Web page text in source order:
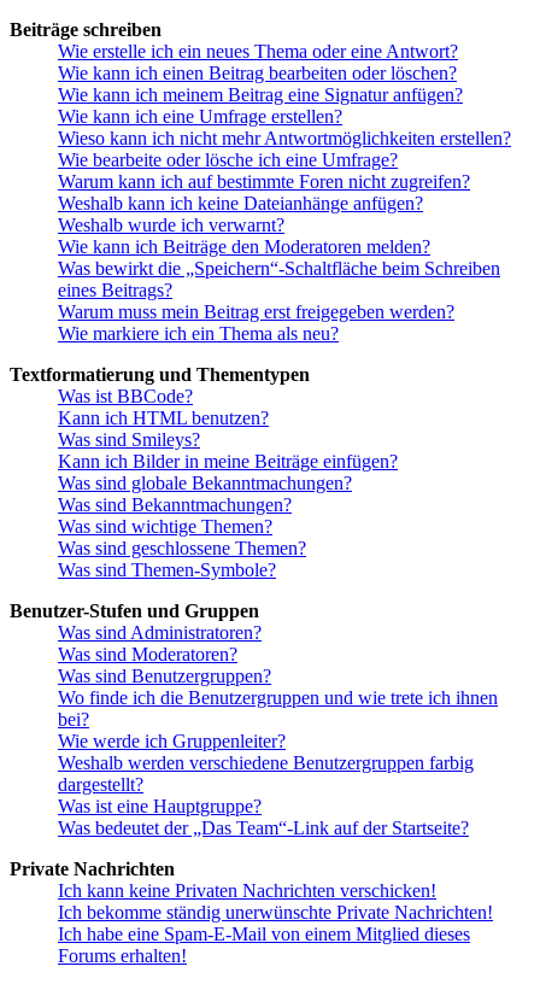
Beiträge schreiben
Wie erstelle ich ein neues Thema oder eine Antwort?
Wie kann ich einen Beitrag bearbeiten oder löschen?
Wie kann ich meinem Beitrag eine Signatur anfügen?
Wie kann ich eine Umfrage erstellen?
Wieso kann ich nicht mehr Antwortmöglichkeiten erstellen?
Wie bearbeite oder lösche ich eine Umfrage?
Warum kann ich auf bestimmte Foren nicht zugreifen?
Weshalb kann ich keine Dateianhänge anfügen?
Weshalb wurde ich verwarnt?
Wie kann ich Beiträge den Moderatoren melden?
Was bewirkt die „Speichern“-Schaltfläche beim Schreiben
eines Beitrags?
Warum muss mein Beitrag erst freigegeben werden?
Wie markiere ich ein Thema als neu?
Textformatierung und Thementypen
Was ist BBCode?
Kann ich HTML benutzen?
Was sind Smileys?
Kann ich Bilder in meine Beiträge einfügen?
Was sind globale Bekanntmachungen?
Was sind Bekanntmachungen?
Was sind wichtige Themen?
Was sind geschlossene Themen?
Was sind Themen-Symbole?
Benutzer-Stufen und Gruppen
Was sind Administratoren?
Was sind Moderatoren?
Was sind Benutzergruppen?
Wo finde ich die Benutzergruppen und wie trete ich ihnen
bei?
Wie werde ich Gruppenleiter?
Weshalb werden verschiedene Benutzergruppen farbig
dargestellt?
Was ist eine Hauptgruppe?
Was bedeutet der „Das Team“-Link auf der Startseite?
Private Nachrichten
Ich kann keine Privaten Nachrichten verschicken!
Ich bekomme ständig unerwünschte Private Nachrichten!
Ich habe eine Spam-E-Mail von einem Mitglied dieses
Forums erhalten!